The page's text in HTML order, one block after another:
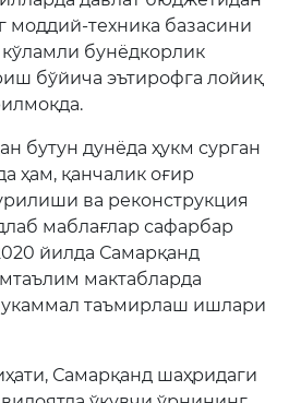
моддий-техника базасини
бунёдкорлик
бўйича эътирофга лойиқ
бутун дунёда ҳукм сурган
ҳам, қанчалик оғир
ва реконструкция
маблағлар сафарбар
йилда Самарқанд
мактабларда
таъмирлаш ишлари
Самарқанд шаҳридаги